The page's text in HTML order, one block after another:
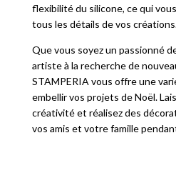
flexibilité du silicone, ce qui
tous les détails de vos
Que vous soyez un passionné
artiste à la recherche de
STAMPERIA vous offre une
embellir vos projets de Noël.
créativité et réalisez des
vos amis et votre famille